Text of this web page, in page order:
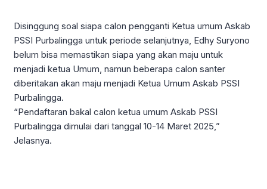
Disinggung soal siapa calon pengganti Ketua umum Askab
PSSI Purbalingga untuk periode selanjutnya, Edhy Suryono
belum bisa memastikan siapa yang akan maju untuk
menjadi ketua Umum, namun beberapa calon santer
diberitakan akan maju menjadi Ketua Umum Askab PSSI
Purbalingga.
“Pendaftaran bakal calon ketua umum Askab PSSI
Purbalingga dimulai dari tanggal 10-14 Maret 2025,”
Jelasnya.